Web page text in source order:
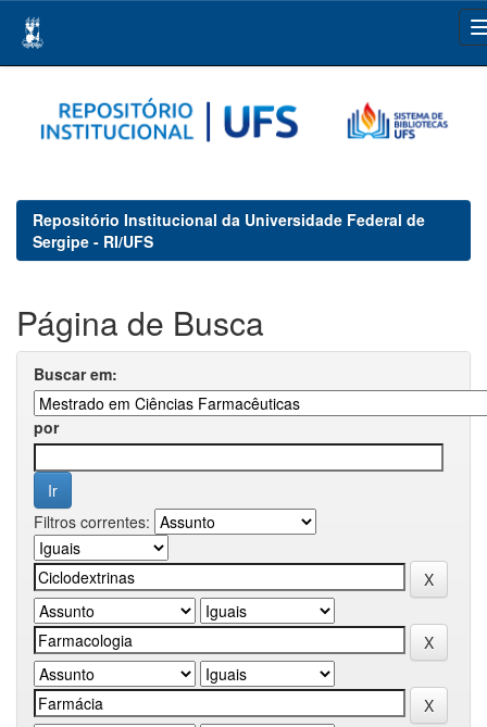
navigation
Repositório Institucional da Universidade Federal de
Sergipe - RI/UFS
Página de Busca
Buscar em:
por
Filtros correntes: